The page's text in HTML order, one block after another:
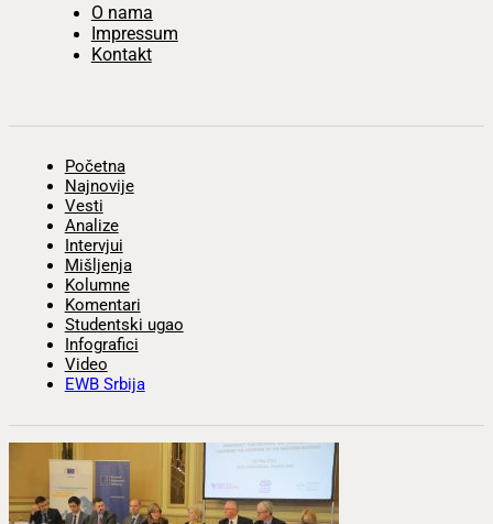
O nama
Impressum
Kontakt
Početna
Najnovije
Vesti
Analize
Intervjui
Mišljenja
Kolumne
Komentari
Studentski ugao
Infografici
Video
EWB Srbija